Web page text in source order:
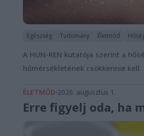
Egészség Tudomány Életmód
A HUN-REN kutatója szerint a
hőmérsékletének csökkennie kell.
ÉLETMÓD 2026. augusztus 1.
Erre figyelj oda, ha